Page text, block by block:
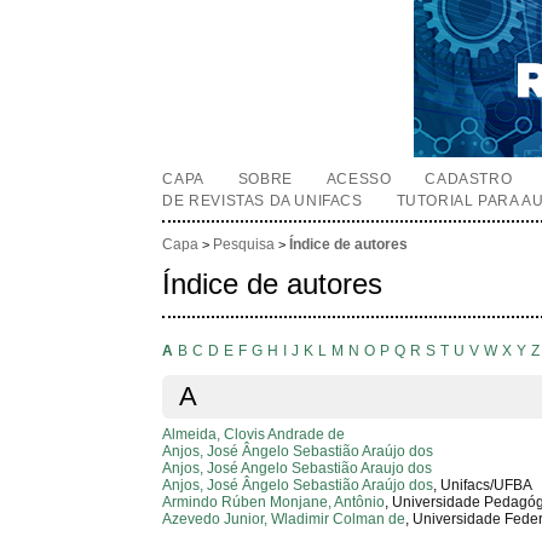
CAPA SOBRE ACESSO CADASTRO
DE REVISTAS DA UNIFACS
TUTORIAL PARA
Capa > Pesquisa > Índice de autores
Índice de autores
A B C D E F G H J K L M N O P Q R S T U V W X Y Z
A
Almeida, Clovis Andrade de
Anjos, José Ângelo Sebastião Araújo dos
Anjos, José Angelo Sebastião Araujo dos
Anjos, José Ângelo Sebastião Araújo dos , Unifacs/UFBA
Armindo Rúben Monjane, Antônio , Universidade
Azevedo Junior, Wladimir Colman de , Universidade